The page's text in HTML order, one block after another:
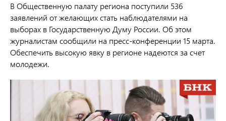
В Общественную палату региона поступили 536
заявлений от желающих стать наблюдателями на
выборах в Государственную Думу России. Об этом
журналистам сообщили на пресс-конференции 15 марта.
Обеспечить высокую явку в регионе надеются за счет
молодежи.